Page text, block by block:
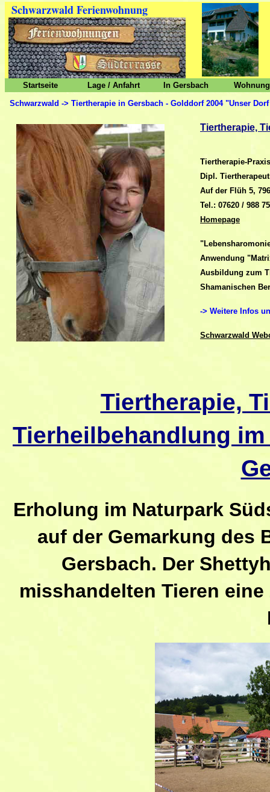
Schwarzwald Ferienwohnung
Startseite Lage / Anfahrt In Gersbach
Schwarzwald -> Tiertherapie in Gersbach - Golddorf 2004 "Unser
Tiertherapie,
Tiertherapie-
Dipl.
Auf der Flüh 5,
Tel.: 07620 / 988
Homepage
Anwendung
Ausbildung zum
Shamanischen
-> Weitere Infos
Schwarzwald
Tiertherapie,
Tierheilbehandlung
Erholung im Naturpark
auf der Gemarkung des
Gersbach. Der
misshandelten Tieren